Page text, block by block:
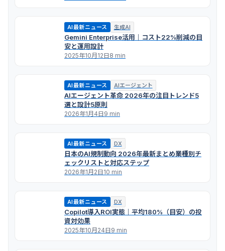
AI最新ニュース 生成AI
Gemini Enterprise活用｜コスト22%削減の目
安と運用設計
2025年10月12日8 min
AI最新ニュース AIエージェント
AIエージェント革命 2026年の注目トレンド5
選と設計5原則
2026年1月4日9 min
AI最新ニュース DX
日本のAI規制動向 2026年最新まとめ――業種別チ
ェックリストと対応ステップ
2026年1月2日10 min
AI最新ニュース DX
Copilot導入ROI実態｜平均180%（目安）の投
資対効果
2025年10月24日9 min